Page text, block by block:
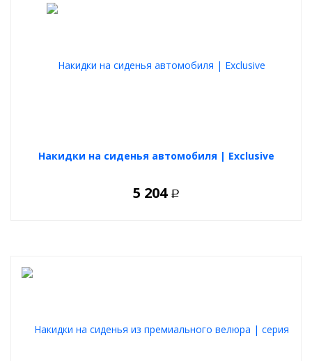
Накидки на сиденья автомобиля | Exclusive
5 204 Р